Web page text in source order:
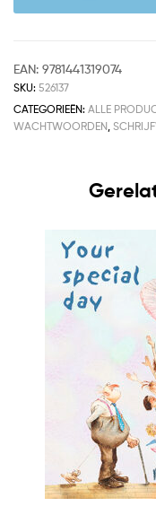
EAN: 9781441319074
SKU: 526137
CATEGORIEËN: ALLE
WACHTWOORDEN